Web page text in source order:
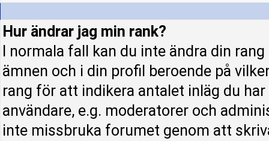
Hur ändrar jag min rank?
I normala fall kan du inte ändra din
ämnen och i din profil beroende på
rang för att indikera antalet inläg du
användare, e.g. moderatorer och
inte missbruka forumet genom att